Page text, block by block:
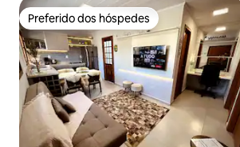
Preferido dos hóspedes
Preferido dos hóspedes